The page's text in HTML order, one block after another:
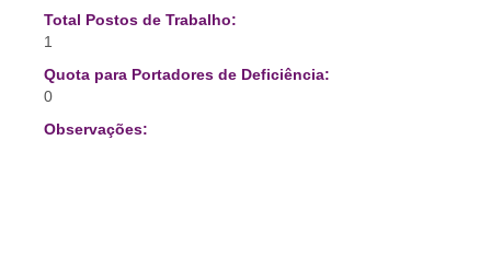
Total Postos de Trabalho:
1
Quota para Portadores de Deficiência:
0
Observações: